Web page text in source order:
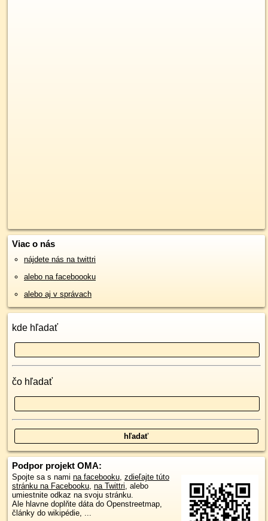
Viac o nás
nájdete nás na twittri
alebo na faceboooku
alebo aj v správach
kde hľadať
čo hľadať
Podpor projekt OMA:
Spojte sa s nami na facebooku zdieľajte túto
stránku na Facebooku na Twittri , alebo
umiestnite odkaz na svoju stránku.
Ale hlavne doplňte dáta do Openstreetmap,
články do wikipédie, ...